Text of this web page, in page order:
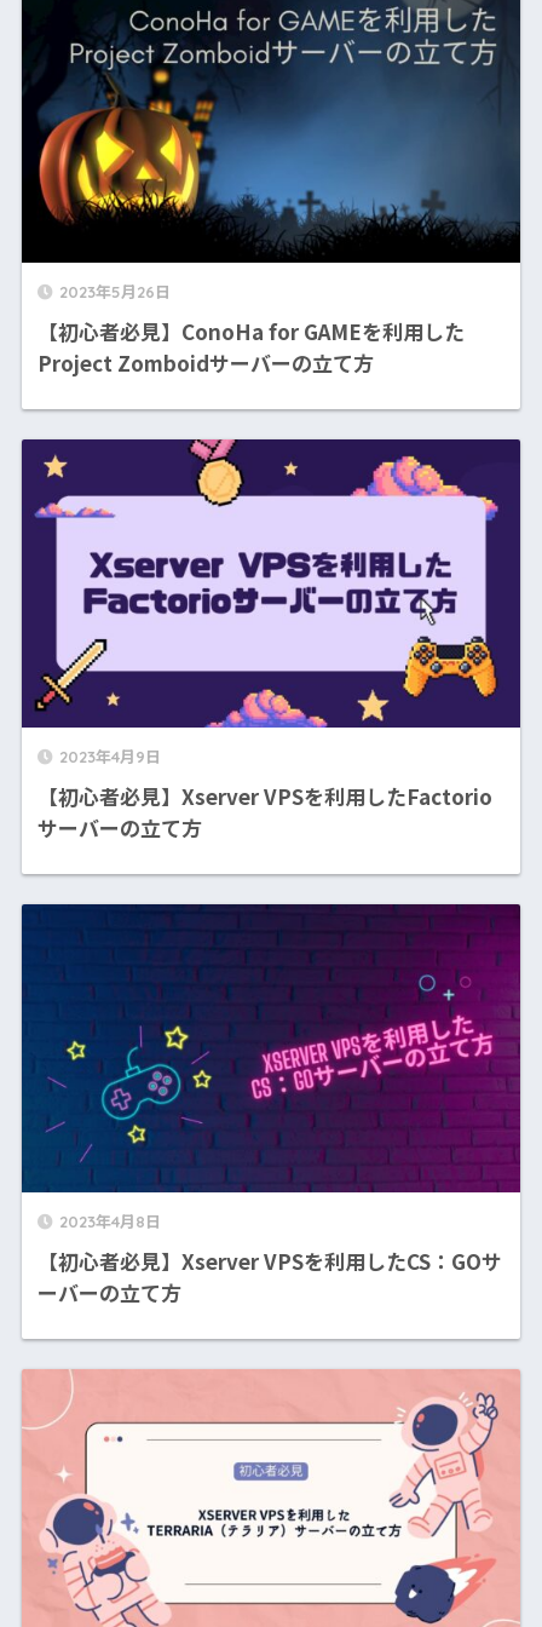
2023年5月26日
【初心者必見】ConoHa for GAMEを利用した
Project Zomboidサーバーの立て方
2023年4月9日
【初心者必見】Xserver VPSを利用したFactorio
サーバーの立て方
2023年4月8日
【初心者必見】Xserver VPSを利用したCS：GOサ
ーバーの立て方